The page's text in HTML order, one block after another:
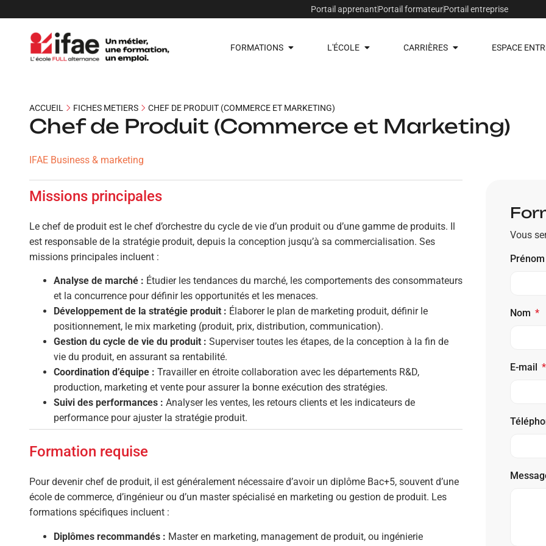
Portail apprenantPortail formateurPortail entreprise
FORMATIONS L'ÉCOLE CARRIÈRES ESPACE
ACCUEIL FICHES METIERS CHEF DE PRODUIT (COMMERCE ET MARKETING)
Chef de Produit (Commerce et Marketing)
IFAE Business & marketing
Missions principales
Le chef de produit est le chef d’orchestre du cycle de vie d’un produit ou d’une gamme de produits. Il
est responsable de la stratégie produit, depuis la conception jusqu’à sa commercialisation. Ses
missions principales incluent :
Analyse de marché : Étudier les tendances du marché, les comportements des consommateurs
et la concurrence pour définir les opportunités et les menaces.
Développement de la stratégie produit : Élaborer le plan de marketing produit, définir le
positionnement, le mix marketing (produit, prix, distribution, communication).
Gestion du cycle de vie du produit : Superviser toutes les étapes, de la conception à la fin de
vie du produit, en assurant sa rentabilité.
Coordination d’équipe : Travailler en étroite collaboration avec les départements R&D,
production, marketing et vente pour assurer la bonne exécution des stratégies.
Suivi des performances : Analyser les ventes, les retours clients et les indicateurs de
performance pour ajuster la stratégie produit.
Formation requise
Pour devenir chef de produit, il est généralement nécessaire d’avoir un diplôme Bac+5, souvent d’une
école de commerce, d’ingénieur ou d’un master spécialisé en marketing ou gestion de produit. Les
formations spécifiques incluent :
Diplômes recommandés : Master en marketing, management de produit, ou ingénierie
Vous
Prénom
Nom
E-mail